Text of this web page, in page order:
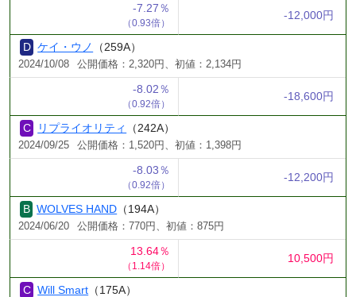
-7.27％
（0.93倍）
-12,000円
ケイ・ウノ （259A）
2024/10/08 公開価格：2,320円、初値：2,134円
-8.02％
（0.92倍）
-18,600円
リプライオリティ （242A）
2024/09/25 公開価格：1,520円、初値：1,398円
-8.03％
（0.92倍）
-12,200円
WOLVES HAND （194A）
2024/06/20 公開価格：770円、初値：875円
13.64％
（1.14倍）
10,500円
Will Smart （175A）